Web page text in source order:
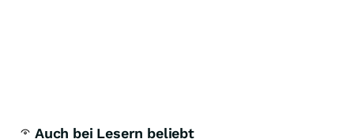
Auch bei Lesern beliebt